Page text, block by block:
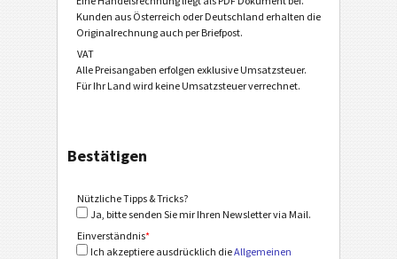
Kunden aus Österreich oder Deutschland erhalten die
Originalrechnung auch per Briefpost.
VAT
Alle Preisangaben erfolgen exklusive Umsatzsteuer.
Für Ihr Land wird keine Umsatzsteuer verrechnet.
Bestätigen
Nützliche Tipps & Tricks?
Ja, bitte senden Sie mir Ihren Newsletter via Mail.
Einverständnis*
Ich akzeptiere ausdrücklich dieAllgemeinen